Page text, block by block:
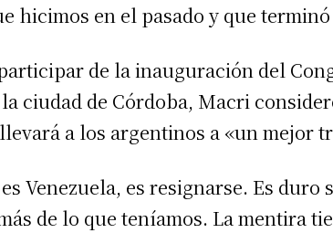
hicimos en el pasado y que
de la inauguración del
ciudad de Córdoba, Macri
a los argentinos a «un mejor
Venezuela, es resignarse. Es
de lo que teníamos. La mentira